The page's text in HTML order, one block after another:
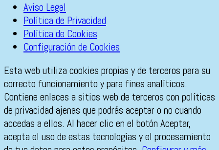
Aviso Legal
Política de Privacidad
Política de Cookies
Configuración de Cookies
Esta web utiliza cookies propias y de terceros para su
correcto funcionamiento y para fines analíticos.
Contiene enlaces a sitios web de terceros con políticas
de privacidad ajenas que podrás aceptar o no cuando
accedas a ellos. Al hacer clic en el botón Aceptar,
acepta el uso de estas tecnologías y el procesamiento